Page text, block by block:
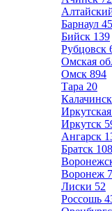
Барнаул
Бийск 139
Рубцовск
Омская
Омск 894
Тара 20
Калачинск
Иркутск
Ангарск
Братск 108
Воронеж
Лиски 52
Россошь